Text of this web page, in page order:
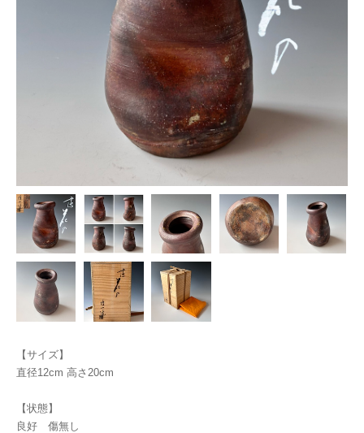
【サイズ】
直径12cm 高さ20cm
【状態】
良好 傷無し